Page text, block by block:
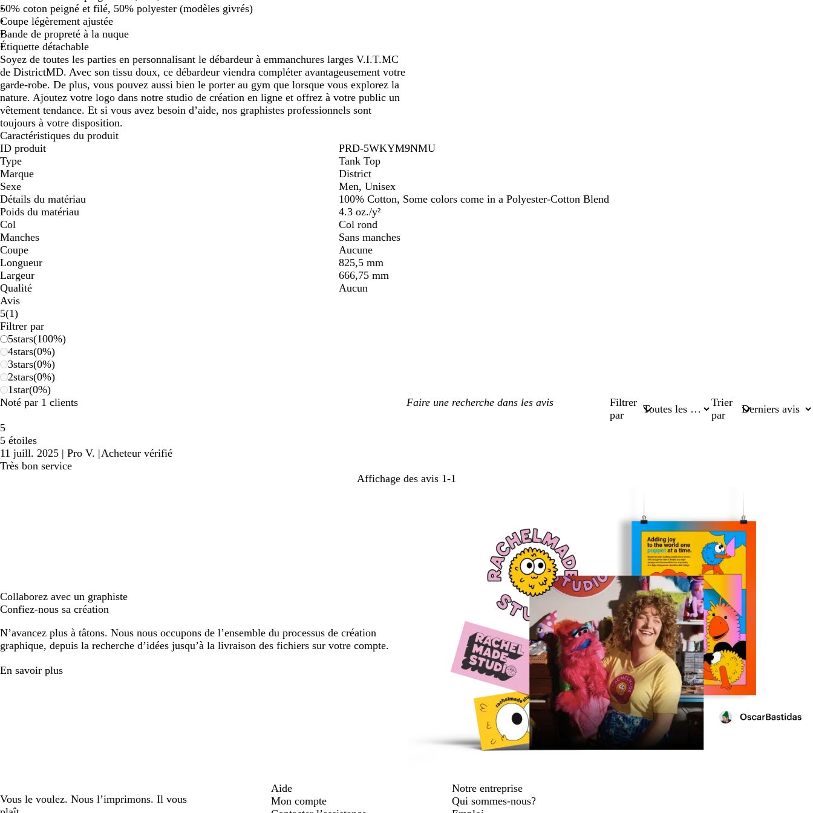
50% coton peigné et filé, 50% polyester (modèles givrés)
Coupe légèrement ajustée
Bande de propreté à la nuque
Étiquette détachable
Soyez de toutes les parties en personnalisant le débardeur à emmanchures larges V.I.T.MC
de DistrictMD. Avec son tissu doux, ce débardeur viendra compléter avantageusement votre
garde-robe. De plus, vous pouvez aussi bien le porter au gym que lorsque vous explorez la
nature. Ajoutez votre logo dans notre studio de création en ligne et offrez à votre public un
vêtement tendance. Et si vous avez besoin d’aide, nos graphistes professionnels sont
toujours à votre disposition.
Caractéristiques du produit
ID produit
PRD-5WKYM9NMU
Type
Tank Top
Marque
District
Sexe
Men, Unisex
Détails du matériau
100% Cotton, Some colors come in a Polyester-Cotton Blend
Poids du matériau
4.3 oz./y²
Col
Col rond
Manches
Sans manches
Coupe
Aucune
Longueur
825,5 mm
Largeur
666,75 mm
Qualité
Aucun
Avis
5(11
avis
)
Filtrer par
5stars(100%)
4stars(0%)
3stars(0%)
2stars(0%)
1star(0%)
Noté par 1 clients
Mes
Filtrer
par
Trier
par
5
5 étoiles
11 juill. 2025 | Pro V. |Acheteur vérifié
Très bon service
Affichage des avis 1-1
Collaborez avec un graphiste
Confiez-nous sa création
N’avancez plus à tâtons. Nous nous occupons de l’ensemble du processus de création
graphique, depuis la recherche d’idées jusqu’à la livraison des fichiers sur votre compte.
En savoir plus
Vous le voulez. Nous l’imprimons. Il vous
Aide
Mon compte
Notre entreprise
Qui sommes-nous?